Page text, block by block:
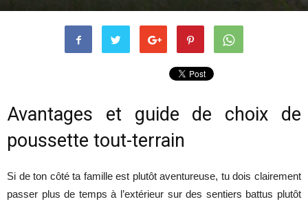
Avantages et guide de choix de
poussette tout-terrain
Si de ton côté ta famille est plutôt aventureuse, tu dois clairement
passer plus de temps à l’extérieur sur des sentiers battus plutôt